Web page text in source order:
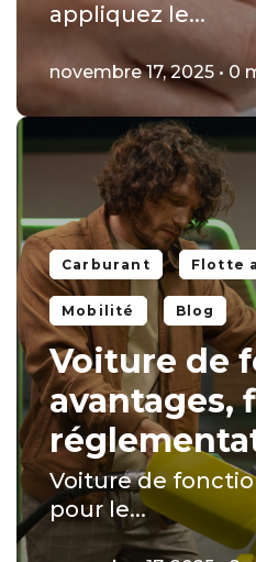
appliquez le...
novembre 17, 2025 • 0
Carburant Flotte
Mobilité Blog
Voiture de
avantages,
Voiture de
pour le...